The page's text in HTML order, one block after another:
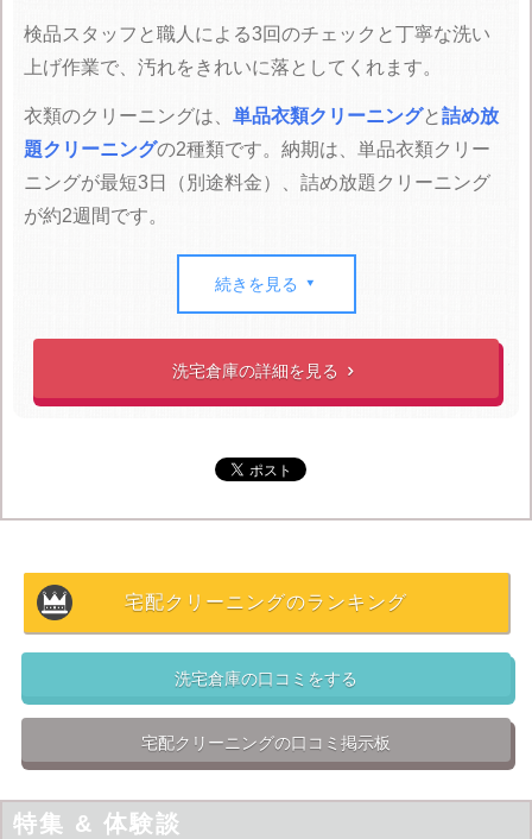
検品スタッフと職人による3回のチェックと丁寧な洗い
上げ作業で、汚れをきれいに落としてくれます。
衣類のクリーニングは、 単品衣類クリーニングと詰め放
題クリーニングの2種類です。納期は、単品衣類クリー
ニングが最短3日（別途料金）、詰め放題クリーニング
が約2週間です。
利用の際は、会費無料の”シルバー会員”か、会費月額280
円または年額3,000円の”ゴールド会員
きる、ポイントが貯まる、税別4,000円以上の利用で送料
無料になるなどのメリットがあるので、おすすめです。
位でクリーニング代＋税別500円、詰め放題コースはク
続きを見る 
洗宅倉庫の詳細を見る 
宅配クリーニングのランキング
洗宅倉庫の口コミをする
宅配クリーニングの口コミ掲示板
特集 & 体験談